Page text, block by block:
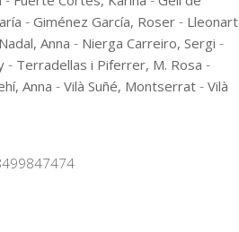
- Giménez García, Roser - Lleonart
Nadal, Anna - Nierga Carreiro, Sergi -
- Terradellas i Piferrer, M. Rosa -
Anna - Vilà Suñé, Montserrat - Vilà